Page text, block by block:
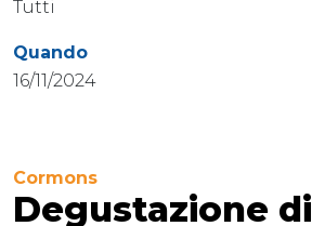
Tutti
Quando
16/11/2024
Cormons
Degustazione di